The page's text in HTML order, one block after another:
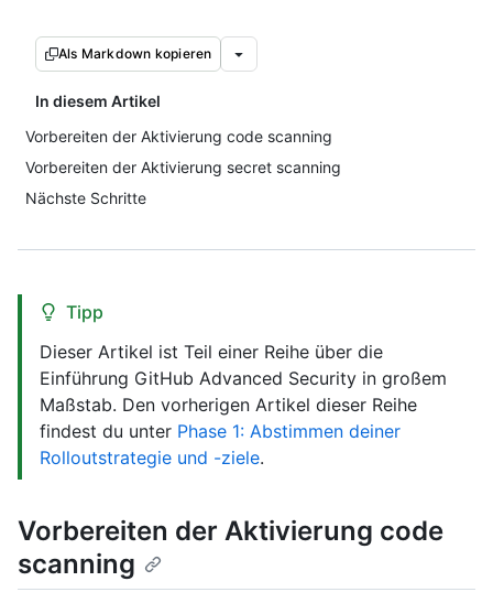
Als Markdown kopieren
In diesem Artikel
Vorbereiten der Aktivierung code scanning
Vorbereiten der Aktivierung secret scanning
Nächste Schritte
Tipp
Dieser Artikel ist Teil einer Reihe über die
Einführung GitHub Advanced Security in großem
Maßstab. Den vorherigen Artikel dieser Reihe
findest du unter Phase 1: Abstimmen deiner
Rolloutstrategie und -ziele.
Vorbereiten der Aktivierung code
scanning